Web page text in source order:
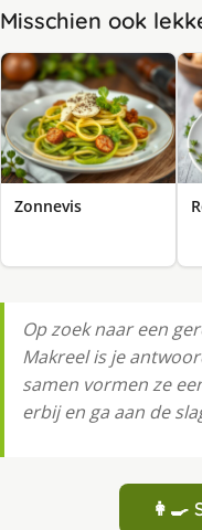
Misschien ook
Zonnevis
Op zoek naar een
Makreel is je
samen vormen ze
erbij en ga aan de
👩‍🍳